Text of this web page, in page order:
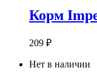
Корм
209 ₽
Нет в наличии